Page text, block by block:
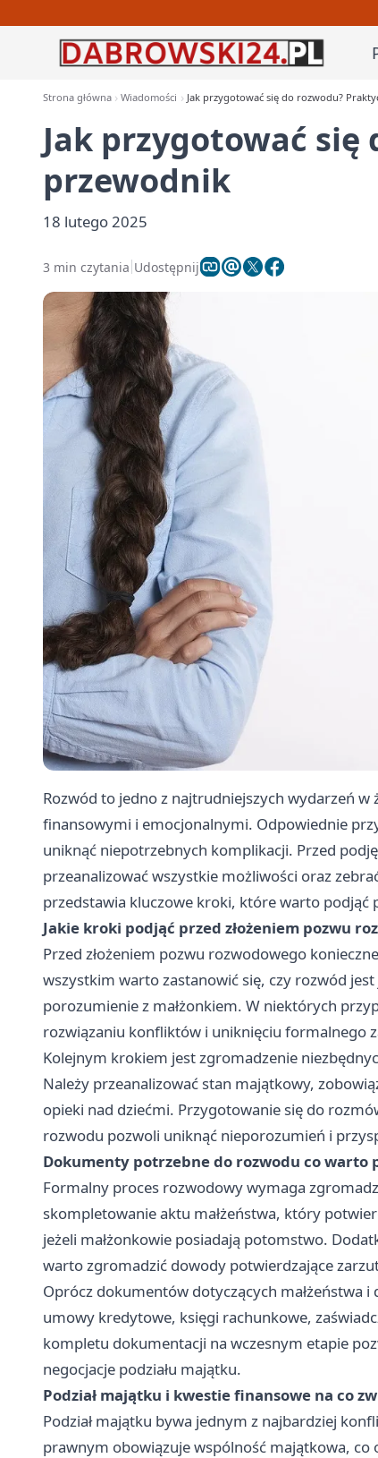
Strona główna Wiadomości Jak przygotować się do rozwodu?
Jak przygotować
przewodnik
18 lutego 2025
3 min czytania Udostępnij
Rozwód to jedno z najtrudniejszych wydarzeń
finansowymi i emocjonalnymi. Odpowiednie
uniknąć niepotrzebnych komplikacji. Przed
przeanalizować wszystkie możliwości oraz
przedstawia kluczowe kroki, które warto
Jakie kroki podjąć przed złożeniem pozwu
Przed złożeniem pozwu rozwodowego
wszystkim warto zastanowić się, czy rozwód
porozumienie z małżonkiem. W niektórych
rozwiązaniu konfliktów i uniknięciu formalnego
Kolejnym krokiem jest zgromadzenie
Należy przeanalizować stan majątkowy,
opieki nad dziećmi. Przygotowanie się do
rozwodu pozwoli uniknąć nieporozumień i
Dokumenty potrzebne do rozwodu co warto
Formalny proces rozwodowy wymaga
skompletowanie aktu małżeństwa, który
jeżeli małżonkowie posiadają potomstwo.
warto zgromadzić dowody potwierdzające
Oprócz dokumentów dotyczących małżeństwa
umowy kredytowe, księgi rachunkowe,
kompletu dokumentacji na wczesnym etapie
negocjacje podziału majątku.
Podział majątku i kwestie finansowe na co
Podział majątku bywa jednym z najbardziej
prawnym obowiązuje wspólność majątkowa, co